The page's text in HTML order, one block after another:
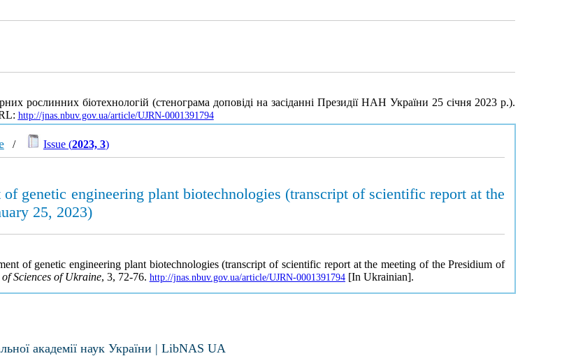
рослинних біотехнологій (стенограма доповіді на засіданні Президії НАН України 25 січня 2023 р.).
http://jnas.nbuv.gov.ua/article/UJRN-0001391794
/ Issue (2023, 3)
genetic engineering plant biotechnologies (transcript of scientific report at the
25, 2023)
of genetic engineering plant biotechnologies (transcript of scientific report at the meeting of the Presidium of
Sciences of Ukraine, 3, 72-76. http://jnas.nbuv.gov.ua/article/UJRN-0001391794[In Ukrainian].
академії наук України | LibNAS UA